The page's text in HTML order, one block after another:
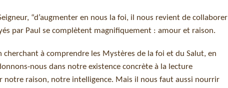
“d’augmenter en nous la foi, il nous revient de collaborer
par Paul se complètent magnifiquement : amour et raison.
à comprendre les Mystères de la foi et du Salut, en
nous dans notre existence concrète à la lecture
notre raison, notre intelligence. Mais il nous faut aussi nourrir